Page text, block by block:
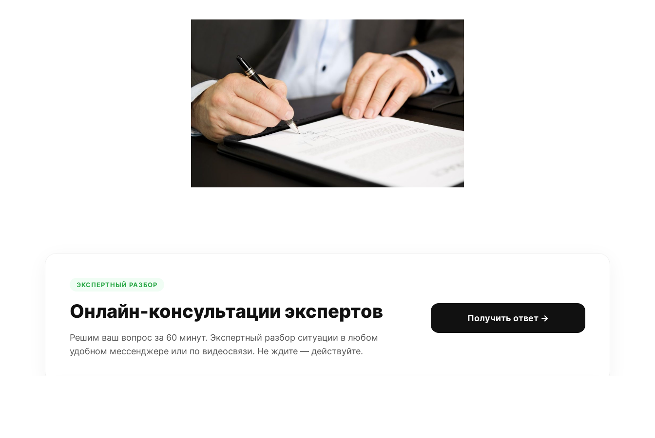
ЭКСПЕРТНЫЙ РАЗБОР
Онлайн-консультации экспертов
Решим ваш вопрос за 60 минут. Экспертный разбор ситуации в любом
удобном мессенджере или по видеосвязи. Не ждите — действуйте.
Получить ответ →